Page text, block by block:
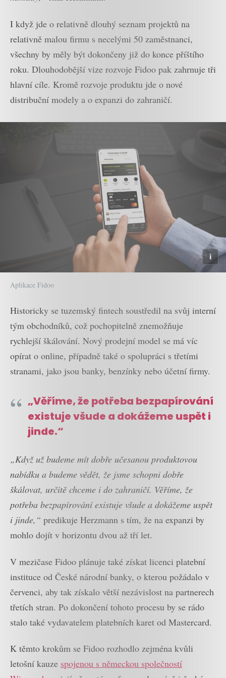
I když jde o relativně dlouhý seznam projektů na
relativně malou firmu s necelými 50 zaměstnanci,
všechny by měly být dokončeny již do konce příštího
roku. Dlouhodobější vize rozvoje Fidoo pak zahrnuje tři
hlavní cíle. Kromě rozvoje produktu jde o nové
distribuční modely a o expanzi do zahraničí.
Aplikace Fidoo
Historicky se tuzemský fintech soustředil na svůj interní
tým obchodníků, což pochopitelně znemožňuje
rychlejší škálování. Nový prodejní model se má víc
opírat o online, případně také o spolupráci s třetími
stranami, jako jsou banky, benzínky nebo účetní firmy.
„Věříme, že potřeba bezpapírování
existuje všude a dokážeme uspět i
jinde.“
„Když už budeme mít dobře učesanou produktovou
nabídku a budeme vědět, že jsme schopni dobře
škálovat, určitě chceme i do zahraničí. Věříme, že
potřeba bezpapírování existuje všude a dokážeme uspět
i jinde,“ predikuje Herzmann s tím, že na expanzi by
mohlo dojít v horizontu dvou až tří let.
V mezičase Fidoo plánuje také získat licenci platební
instituce od České národní banky, o kterou požádalo v
červenci, aby tak získalo větší nezávislost na partnerech
třetích stran. Po dokončení tohoto procesu by se rádo
stalo také vydavatelem platebních karet od Mastercard.
K těmto krokům se Fidoo rozhodlo zejména kvůli
letošní kauze spojenou s německou společností